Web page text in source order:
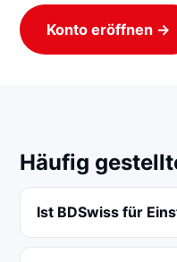
Konto eröffnen →
Häufig
Ist BDSwiss für